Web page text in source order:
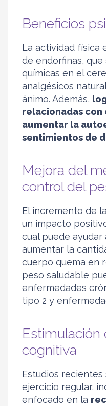
Beneficios
La actividad física
de endorfinas, que
químicas en el
analgésicos
ánimo. Además,
relacionadas
aumentar la
sentimientos de
Mejora del
control del
El incremento de
un impacto
cual puede
aumentar la
cuerpo quema en
peso saludable
enfermedades
tipo 2 y
Estimulación
cognitiva
Estudios
ejercicio regular,
enfocado en la